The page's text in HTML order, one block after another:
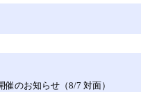
のお知らせ（8/7 対面）